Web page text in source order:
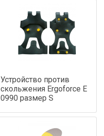
Устройство против
скольжения Ergoforce Е
0990 размер S